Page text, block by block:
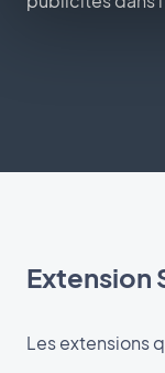
Extension
Les extensions